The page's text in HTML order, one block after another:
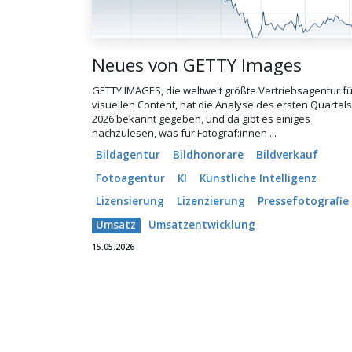
Neues von GETTY Images
GETTY IMAGES, die weltweit größte Vertriebsagentur
visuellen Content, hat die Analyse des ersten Quartals
2026 bekannt gegeben, und da gibt es einiges
nachzulesen, was für Fotograf:innen ...
Bildagentur
Bildhonorare
Bildverkauf
Fotoagentur
KI
Künstliche Intelligenz
Lizensierung
Lizenzierung
Pressefotografie
Umsatz
Umsatzentwicklung
15.05.2026